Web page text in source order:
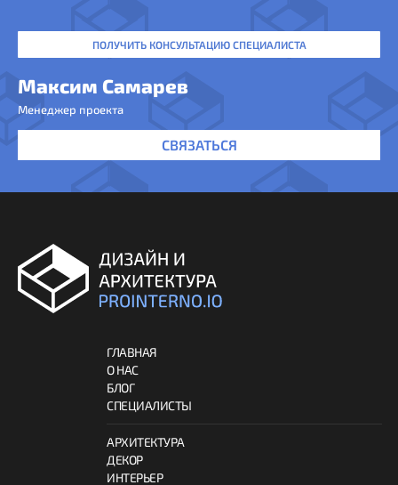
ПОЛУЧИТЬ КОНСУЛЬТАЦИЮ СПЕЦИАЛИСТА
Максим Самарев
Менеджер проекта
СВЯЗАТЬСЯ
ГЛАВНАЯ
О НАС
БЛОГ
СПЕЦИАЛИСТЫ
АРХИТЕКТУРА
ДЕКОР
ИНТЕРЬЕР